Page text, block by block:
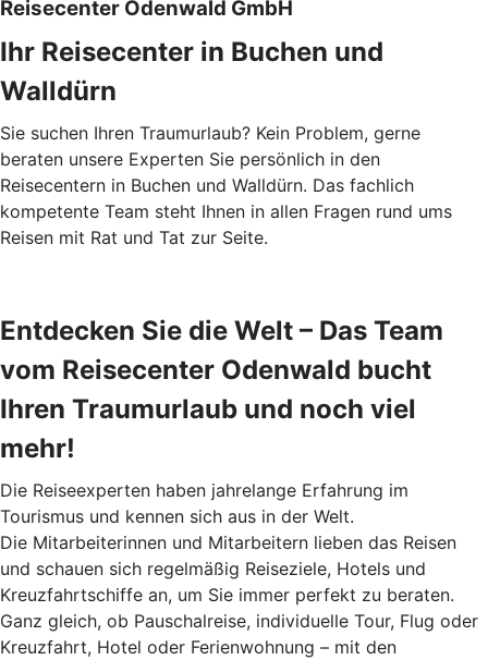
Reisecenter Odenwald GmbH
Ihr Reisecenter in Buchen und
Walldürn
Sie suchen Ihren Traumurlaub? Kein Problem, gerne
beraten unsere Experten Sie persönlich in den
Reisecentern in Buchen und Walldürn. Das fachlich
kompetente Team steht Ihnen in allen Fragen rund ums
Reisen mit Rat und Tat zur Seite.
Entdecken Sie die Welt – Das Team
vom Reisecenter Odenwald bucht
Ihren Traumurlaub und noch viel
mehr!
Die Reiseexperten haben jahrelange Erfahrung im
Tourismus und kennen sich aus in der Welt.
Die Mitarbeiterinnen und Mitarbeitern lieben das Reisen
und schauen sich regelmäßig Reiseziele, Hotels und
Kreuzfahrtschiffe an, um Sie immer perfekt zu beraten.
Ganz gleich, ob Pauschalreise, individuelle Tour, Flug oder
Kreuzfahrt, Hotel oder Ferienwohnung – mit den